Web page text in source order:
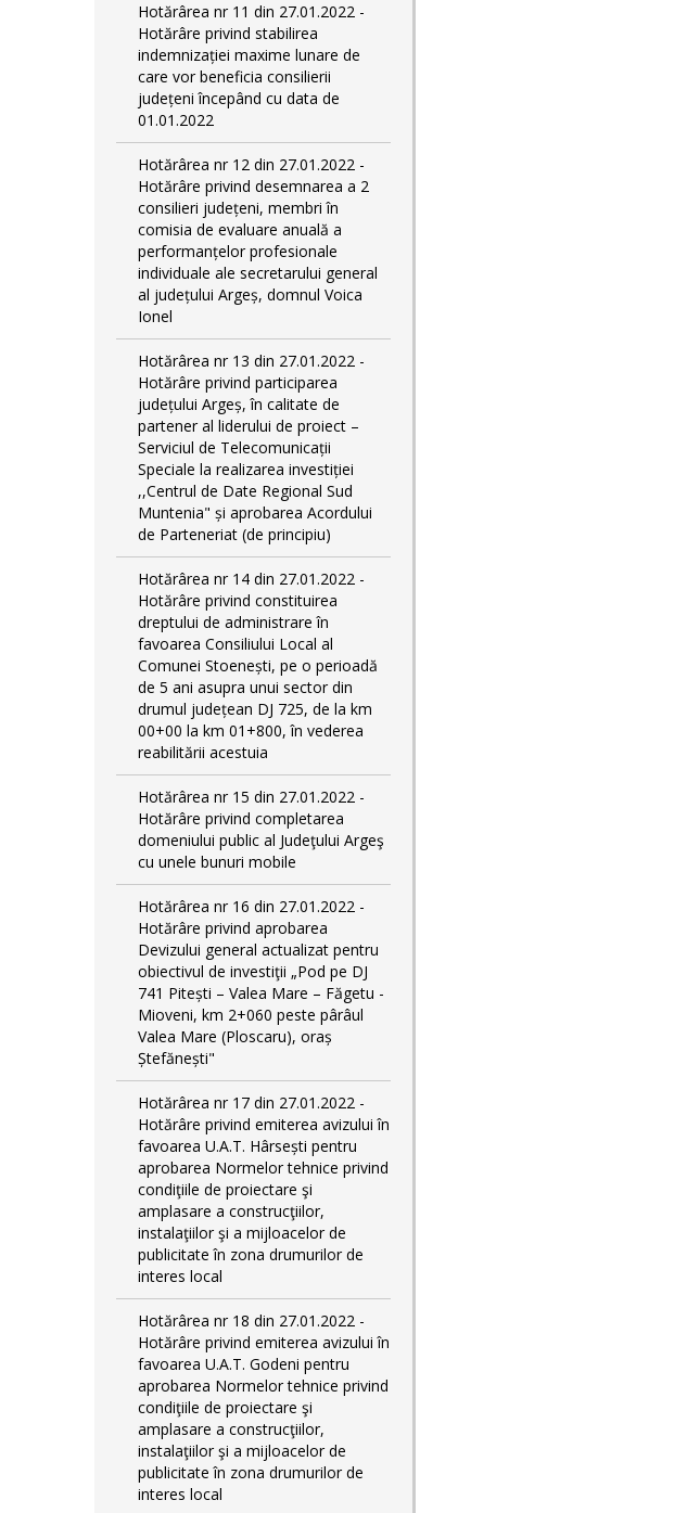
Hotărârea nr 11 din 27.01.2022 -
Hotărâre privind stabilirea
indemnizației maxime lunare de
care vor beneficia consilierii
județeni începând cu data de
01.01.2022
Hotărârea nr 12 din 27.01.2022 -
Hotărâre privind desemnarea a 2
consilieri județeni, membri în
comisia de evaluare anuală a
performanțelor profesionale
individuale ale secretarului general
al județului Argeș, domnul Voica
Ionel
Hotărârea nr 13 din 27.01.2022 -
Hotărâre privind participarea
județului Argeș, în calitate de
partener al liderului de proiect –
Serviciul de Telecomunicații
Speciale la realizarea investiției
,,Centrul de Date Regional Sud
Muntenia" și aprobarea Acordului
de Parteneriat (de principiu)
Hotărârea nr 14 din 27.01.2022 -
Hotărâre privind constituirea
dreptului de administrare în
favoarea Consiliului Local al
Comunei Stoenești, pe o perioadă
de 5 ani asupra unui sector din
drumul județean DJ 725, de la km
00+00 la km 01+800, în vederea
reabilitării acestuia
Hotărârea nr 15 din 27.01.2022 -
Hotărâre privind completarea
domeniului public al Judeţului Argeş
cu unele bunuri mobile
Hotărârea nr 16 din 27.01.2022 -
Hotărâre privind aprobarea
Devizului general actualizat pentru
obiectivul de investiţii „Pod pe DJ
741 Pitești – Valea Mare – Făgetu -
Mioveni, km 2+060 peste pârâul
Valea Mare (Ploscaru), oraș
Ștefănești"
Hotărârea nr 17 din 27.01.2022 -
Hotărâre privind emiterea avizului în
favoarea U.A.T. Hârsești pentru
aprobarea Normelor tehnice privind
condiţiile de proiectare şi
amplasare a construcţiilor,
instalaţiilor şi a mijloacelor de
publicitate în zona drumurilor de
interes local
Hotărârea nr 18 din 27.01.2022 -
Hotărâre privind emiterea avizului în
favoarea U.A.T. Godeni pentru
aprobarea Normelor tehnice privind
condiţiile de proiectare şi
amplasare a construcţiilor,
instalaţiilor şi a mijloacelor de
publicitate în zona drumurilor de
interes local